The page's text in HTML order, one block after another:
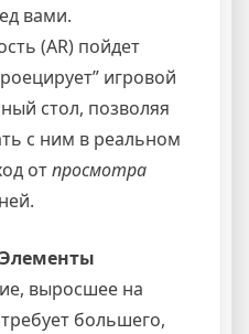
вами.
(AR) пойдет
игровой
стол, позволяя
с ним в реальном
отпросмотра
выросшее на
большего,